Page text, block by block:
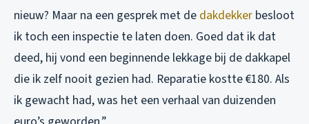
nieuw? Maar na een gesprek met de dakdekker besloot
ik toch een inspectie te laten doen. Goed dat ik dat
deed, hij vond een beginnende lekkage bij de dakkapel
die ik zelf nooit gezien had. Reparatie kostte €180. Als
ik gewacht had, was het een verhaal van duizenden